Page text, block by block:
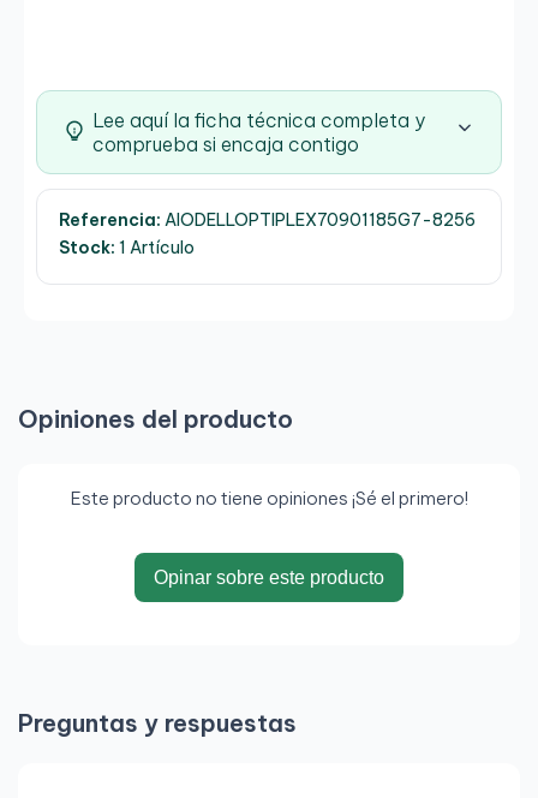
Lee aquí la ficha técnica completa y
comprueba si encaja contigo
Referencia: AIODELLOPTIPLEX70901185G7-8256
Stock: 1 Artículo
Opiniones del producto
Este producto no tiene opiniones ¡Sé el primero!
Opinar sobre este producto
Preguntas y respuestas